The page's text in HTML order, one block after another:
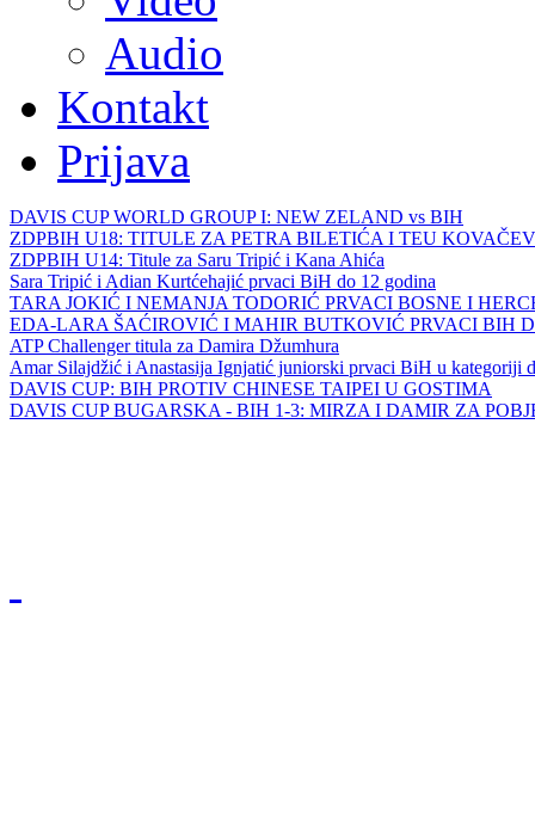
Audio
Kontakt
Prijava
DAVIS CUP WORLD GROUP I: NEW ZELAND vs BIH
ZDPBIH U18: TITULE ZA PETRA BILETIĆA I TEU
ZDPBIH U14: Titule za Saru Tripić i Kana Ahića
Sara Tripić i Adian Kurtćehajić prvaci BiH do 12 godina
TARA JOKIĆ I NEMANJA TODORIĆ PRVACI BOSNE I
EDA-LARA ŠAĆIROVIĆ I MAHIR BUTKOVIĆ PRVACI BIH
ATP Challenger titula za Damira Džumhura
Amar Silajdžić i Anastasija Ignjatić juniorski prvaci BiH u kategoriji
DAVIS CUP: BIH PROTIV CHINESE TAIPEI U GOSTIMA
DAVIS CUP BUGARSKA - BIH 1-3: MIRZA I DAMIR ZA